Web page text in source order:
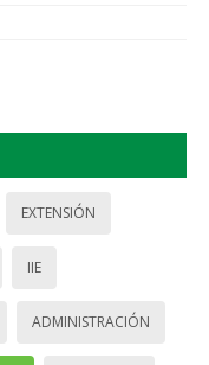
EXTENSIÓN
IIE
ADMINISTRACIÓN